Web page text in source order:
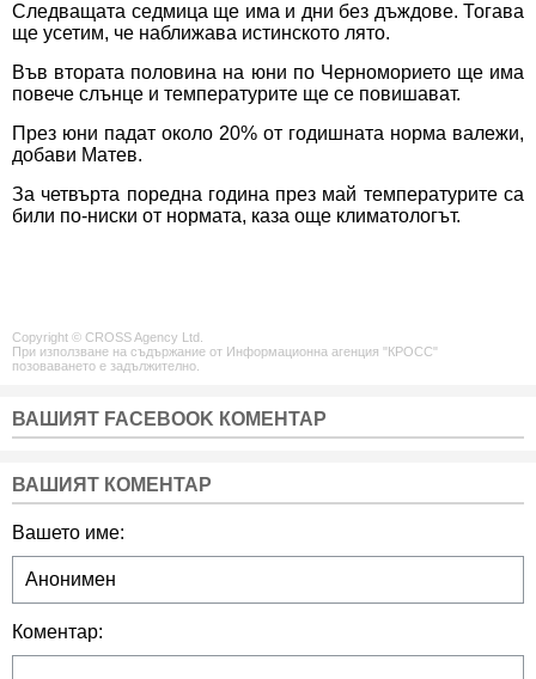
Следващата седмица ще има и дни без дъждове. Тогава
ще усетим, че наближава истинското лято.
Във втората половина на юни по Черноморието ще има
повече слънце и температурите ще се повишават.
През юни падат около 20% от годишната норма валежи,
добави Матев.
За четвърта поредна година през май температурите са
били по-ниски от нормата, каза още климатологът.
Copyright © CROSS Agency Ltd.
При използване на съдържание от Информационна агенция "КРОСС"
позоваването е задължително.
ВАШИЯТ FACEBOOK КОМЕНТАР
ВАШИЯТ КОМЕНТАР
Вашето име:
Коментар: